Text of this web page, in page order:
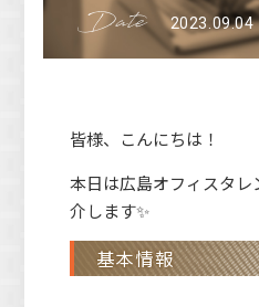
2023.09.04
皆様、こんにちは！
本日は広島オフィスタ
介します✨
基本情報